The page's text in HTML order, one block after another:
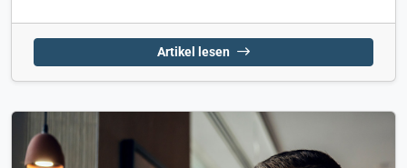
Artikel lesen